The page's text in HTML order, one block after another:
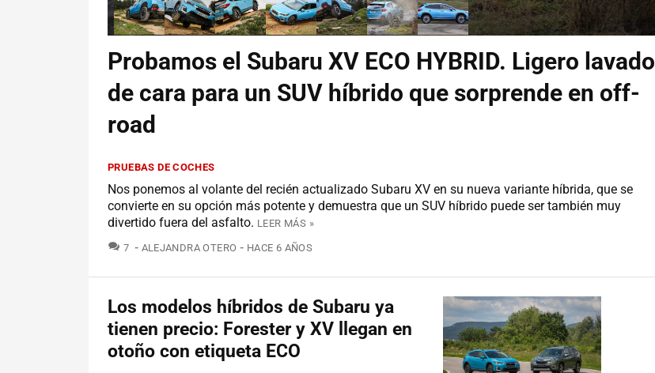
Probamos el Subaru XV ECO HYBRID. Ligero lavado
de cara para un SUV híbrido que sorprende en off-
road
PRUEBAS DE COCHES
Nos ponemos al volante del recién actualizado Subaru XV en su nueva variante híbrida, que se
convierte en su opción más potente y demuestra que un SUV híbrido puede ser también muy
divertido fuera del asfalto. LEER MÁS »
7 COMENTARIOS
ALEJANDRA OTERO HACE 6 AÑOS
Los modelos híbridos de Subaru ya
tienen precio: Forester y XV llegan en
otoño con etiqueta ECO